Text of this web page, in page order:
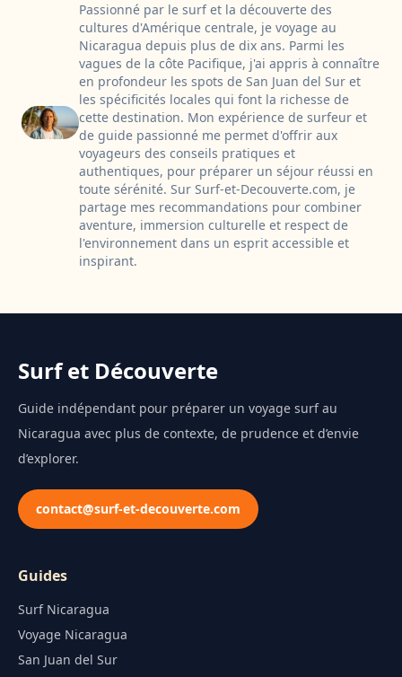
Passionné par le surf et la découverte des
cultures d'Amérique centrale, je voyage au
Nicaragua depuis plus de dix ans. Parmi les
vagues de la côte Pacifique, j'ai appris à connaître
en profondeur les spots de San Juan del Sur et
les spécificités locales qui font la richesse de
cette destination. Mon expérience de surfeur et
de guide passionné me permet d'offrir aux
voyageurs des conseils pratiques et
authentiques, pour préparer un séjour réussi en
toute sérénité. Sur Surf-et-Decouverte.com, je
partage mes recommandations pour combiner
aventure, immersion culturelle et respect de
l'environnement dans un esprit accessible et
inspirant.
Surf et Découverte
Guide indépendant pour préparer un voyage surf au
Nicaragua avec plus de contexte, de prudence et d’envie
d’explorer.
contact@surf-et-decouverte.com
Guides
Surf Nicaragua
Voyage Nicaragua
San Juan del Sur